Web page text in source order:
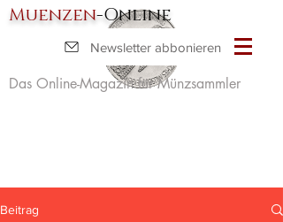
Muenzen-Online
Das Online-Magazin für Münzsammler
Newsletter abbonieren
Beitrag